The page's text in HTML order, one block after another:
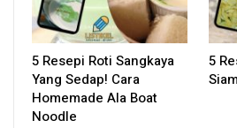
5 Resepi Roti Sangkaya
Yang Sedap! Cara
Homemade Ala Boat
Noodle
5